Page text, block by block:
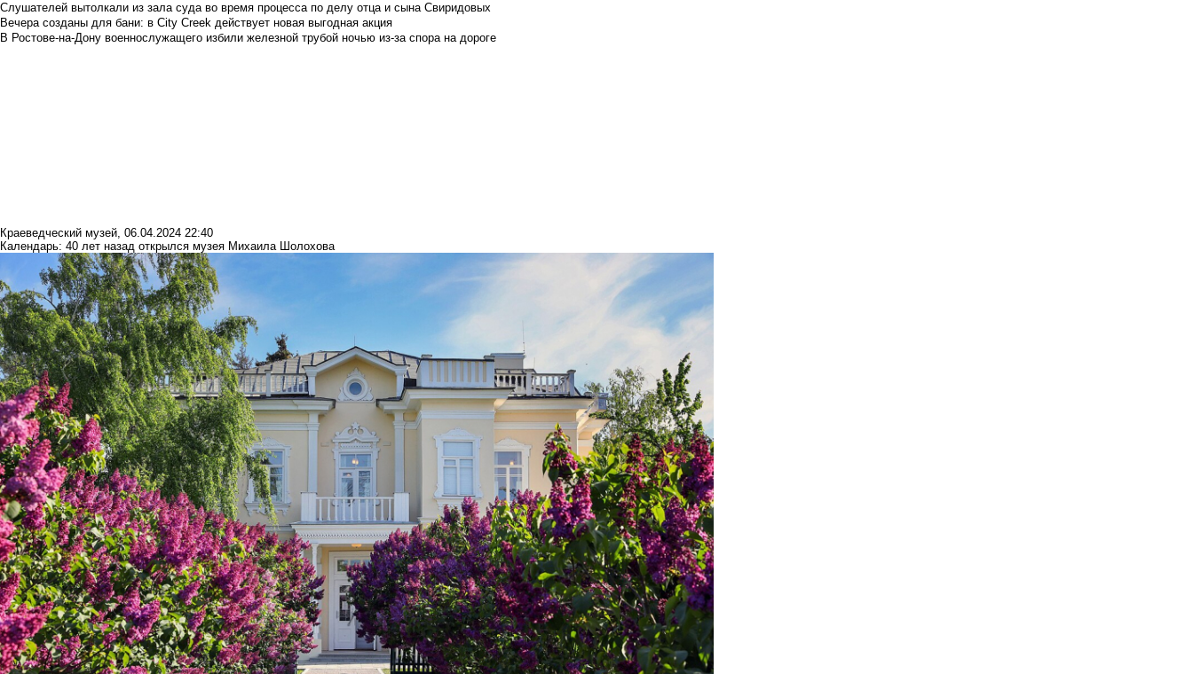
Слушателей вытолкали из зала суда во время процесса по делу отца и сына Свиридовых
Вечера созданы для бани: в City Creek действует новая выгодная акция
В Ростове-на-Дону военнослужащего избили железной трубой ночью из-за спора на дороге
Краеведческий музей, 06.04.2024 22:40
Календарь: 40 лет назад открылся музея Михаила Шолохова